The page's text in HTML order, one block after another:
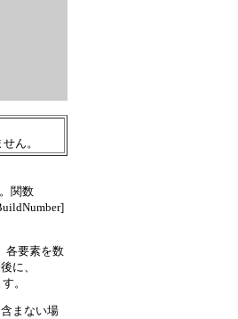
ん。
関数
各要素を数
に、
。
まない場